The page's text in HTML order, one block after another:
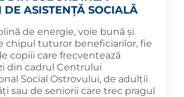
DE ASISTENȚĂ SOCIALĂ
de energie, voie bună și
chipul tuturor beneficiarilor, fie
copiii care frecventează
din cadrul Centrului
Social Ostrovului, de adulții
sau de seniorii care trec pragul